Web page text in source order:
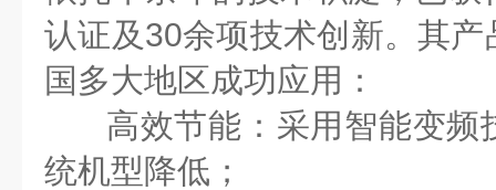
认证及30余项技术创新。其
国多大地区成功应用：
高效节能 ：采用智能变
统机型降低 ；